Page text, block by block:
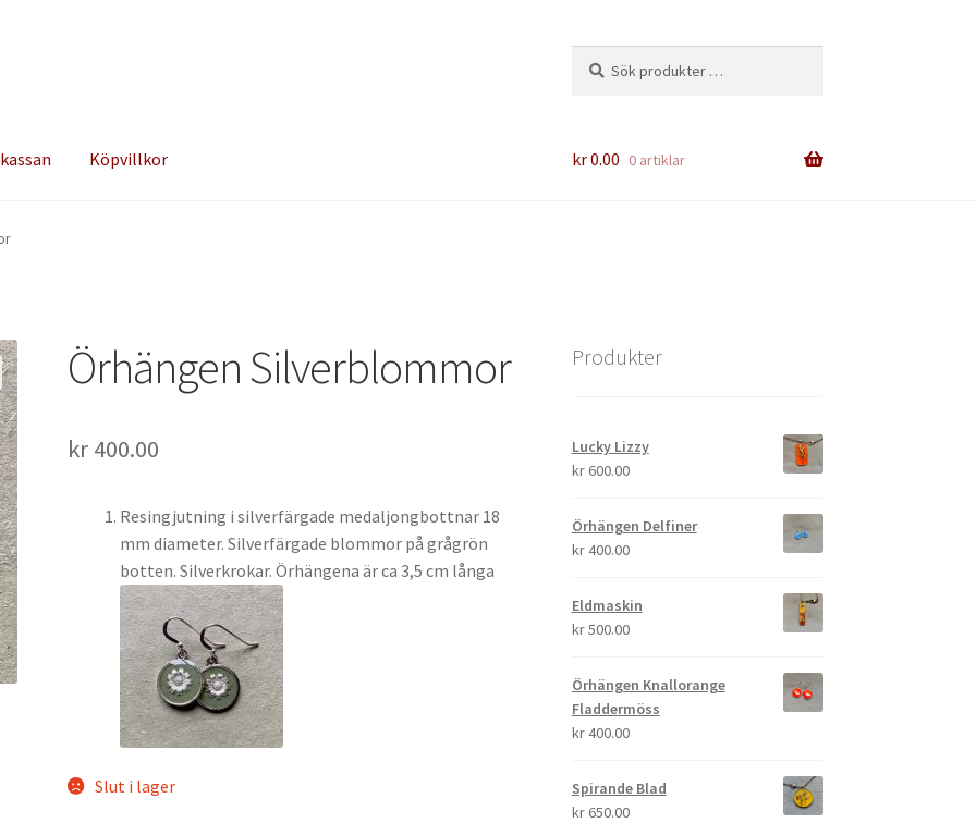
efter:
Köpvillkor kr0.00 0 artiklar
Örhängen Silverblommor
kr 400.00
Resingjutning i silverfärgade medaljongbottnar 18
mm diameter. Silverfärgade blommor på grågrön
botten. Silverkrokar. Örhängena är ca 3,5 cm långa
Slut i lager
Produkter
Lucky Lizzy
kr600.00
Örhängen Delfiner
kr400.00
Eldmaskin
kr500.00
Örhängen Knallorange
Fladdermöss
kr400.00
Spirande Blad
kr650.00